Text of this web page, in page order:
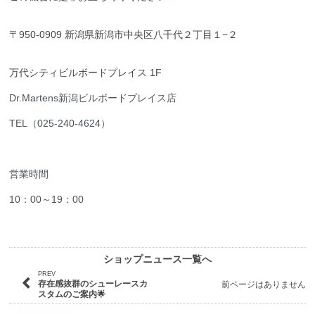
〒950-0909 新潟県新潟市中央区八千代２丁目１−２
万代シティビルボードプレイス 1F
Dr.Martens新潟ビルボードプレイス店
TEL（025-240-4624）
営業時間
10：00～19：00
ショップニュース一覧へ
PREV
存在感抜群のシューレースカ
スタムのご案内🌟
前ページはありません